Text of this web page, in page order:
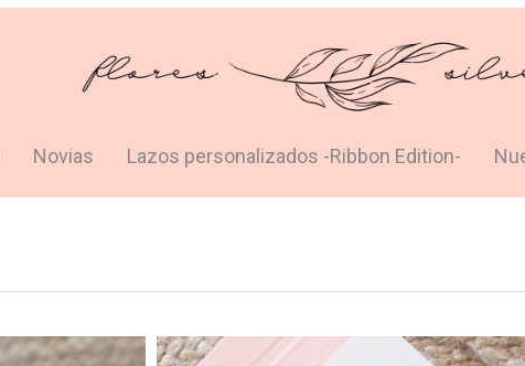
Novias Lazos personalizados -Ribbon Edition-